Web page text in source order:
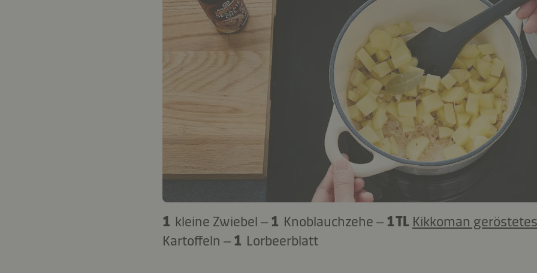
1 kleine Zwiebel – 1 Knoblauchzehe – 1 TL Kikkoman
Kartoffeln – 1 Lorbeerblatt